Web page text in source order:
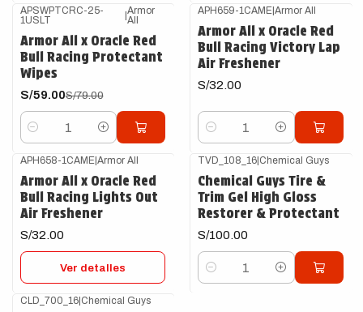
-25%OFF
APSWPTCRC-25-
1USLT
|Armor
All
Armor All x Oracle Red
Bull Racing Protectant
Wipes
S/59.00S/79.00
Cantidad
APH659-1CAME|Armor All
Armor All x Oracle Red
Bull Racing Victory Lap
Air Freshener
S/32.00
Cantidad
APH658-1CAME|Armor All
Armor All x Oracle Red
Bull Racing Lights Out
Air Freshener
S/32.00
Ver detalles
TVD_108_16|Chemical Guys
Chemical Guys Tire &
Trim Gel High Gloss
Restorer & Protectant
S/100.00
Cantidad
CLD_700_16|Chemical Guys